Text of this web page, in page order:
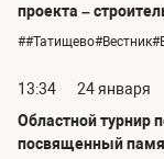
проекта –
13:34
24 января
Областной турнир
посвященный